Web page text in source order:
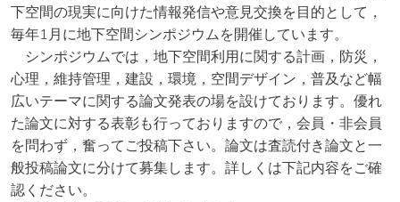
下空間の現実に向けた情報発信や意見交換を目的として，
毎年1月に地下空間シンポジウムを開催しています。
シンポジウムでは，地下空間利用に関する計画，防災，
心理，維持管理，建設，環境，空間デザイン，普及など幅
広いテーマに関する論文発表の場を設けております。優れ
た論文に対する表彰も行っておりますので，会員・非会員
を問わず，奮ってご投稿下さい。論文は査読付き論文と一
般投稿論文に分けて募集します。詳しくは下記内容をご確
認ください。